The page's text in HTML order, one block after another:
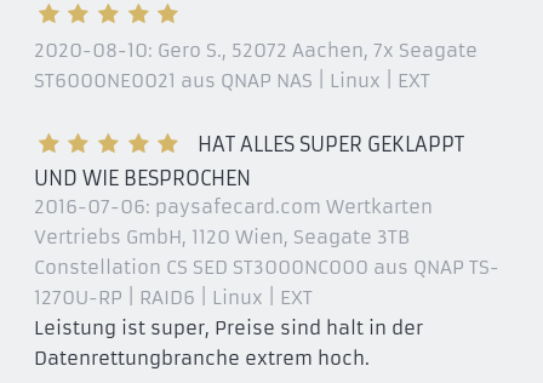
2020-08-10: Gero S., 52072 Aachen, 7x Seagate
ST6000NE0021 aus QNAP NAS | Linux | EXT
HAT ALLES SUPER GEKLAPPT
UND WIE BESPROCHEN
2016-07-06: paysafecard.com Wertkarten
Vertriebs GmbH, 1120 Wien, Seagate 3TB
Constellation CS SED ST3000NC000 aus QNAP TS-
1270U-RP | RAID6 | Linux | EXT
Leistung ist super, Preise sind halt in der
Datenrettungbranche extrem hoch.